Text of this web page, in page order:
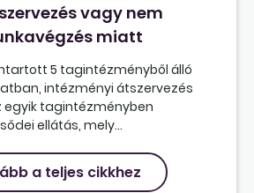
vagy nem
miatt
5 tagintézményből álló
intézményi átszervezés
egyik tagintézményben
ellátás, mely...
a teljes cikkhez